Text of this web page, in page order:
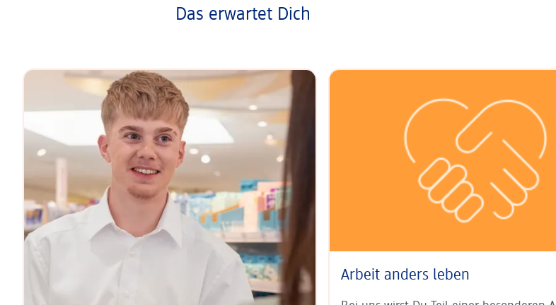
Das erwartet Dich
Arbeit anders leben